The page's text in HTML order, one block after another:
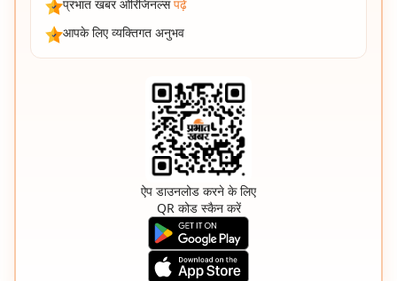
प्रभात खबर ओरिजिनल्स पढ़ें
आपके लिए व्यक्तिगत अनुभव
ऐप डाउनलोड करने के लिए
QR कोड स्कैन करें